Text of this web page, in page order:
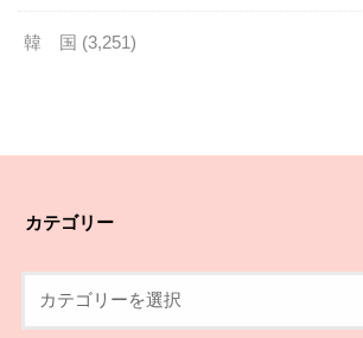
韓 国 (3,251)
カテゴリー